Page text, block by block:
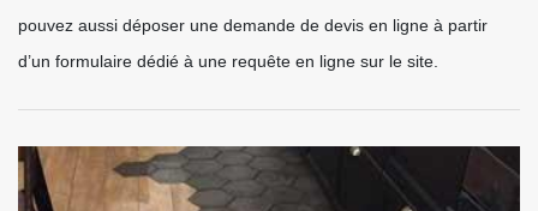
pouvez aussi déposer une demande de devis en ligne à partir
d’un formulaire dédié à une requête en ligne sur le site.